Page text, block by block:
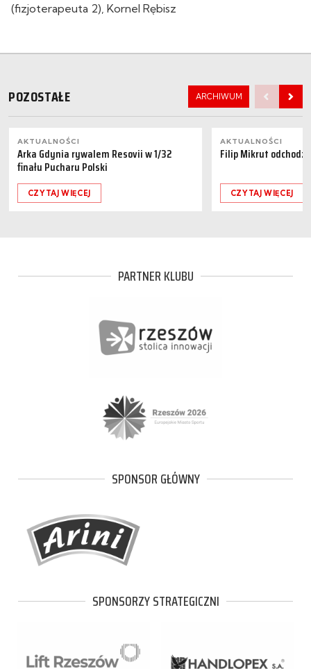
(fizjoterapeuta 2), Kornel Rębisz
POZOSTAŁE ARCHIWUM
AKTUALNOŚCI
Arka Gdynia rywalem Resovii w 1/32
finału Pucharu Polski
CZYTAJ WIĘCEJ
AKTUALNOŚCI
Filip Mikrut
CZYTAJ WIĘCEJ
PARTNER KLUBU
SPONSOR GŁÓWNY
SPONSORZY STRATEGICZNI